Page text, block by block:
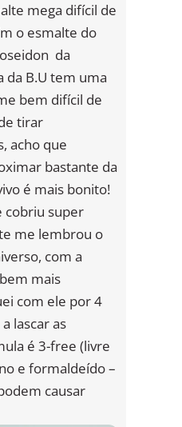
mega difícil de
o esmalte do
da
da B.U tem uma
bem difícil de
tirar
acho que
bastante da
é mais bonito!
cobriu super
me lembrou o
com a
mais
com ele por 4
lascar as
é 3-free (livre
e formaldeído –
causar